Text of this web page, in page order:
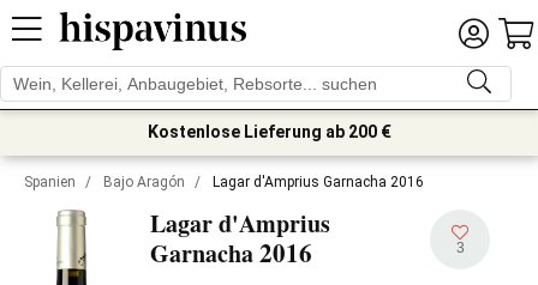
Kostenlose Lieferung ab 200 €
Spanien / Bajo Aragón / Lagar d'Amprius Garnacha 2016
Lagar d'Amprius
Garnacha2016 3